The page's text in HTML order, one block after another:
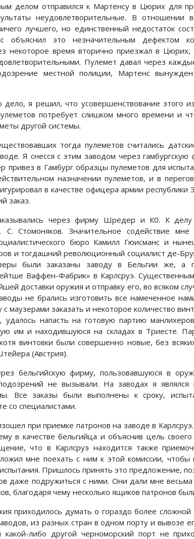
делом отправился к Мартенсу в Цюрих для
неудовлетворительные. В отношении
лучшего, но единственный недостаток
объяснил это незначительным дефектом
некоторое время вторично приезжал в Цюрих,
Пулемет давал через
местной полиции, Мартенс
я решил, что усовершенствование этого
потребует слишком много времени и
другой системы.
тогда пулеметов считались
Я снесся с этим заводом через
привез в Гамбург образцы пулеметов для
назначении пулеметов, и в
в качестве офицера армии республики
заказ.
через фирму Шредер и К0. К
Стомоняков. Значительное содействие мне
бюро Камилл Гюисманс и
и тогдашний революционный социалист де-
были заказаны заводу в Бельгии же,
Ваффен-Фабрик» в Карлсруэ.
доставки оружия и отправку его, во всяком
не брались изготовить все намеченное
маузерами заказать и некоторое количество
напасть на готовую партию
им и находившуюся на складах в Триесте.
винтовки были совершенно новые, без
(Австрия).
бельгийскую фирму, пользовавшуюся в
не вызывали. На заводах я являлся
Все заказы были выполнены к сроку,
со специалистами.
при приемке патронов на заводе в
в качестве бельгийца и объяснив цель
что в Карлсруэ находится также
мне поехать с ним к этой комиссии, чтобы
Пришлось принять это предложение,
даже подружиться с ними. Они дали мне
благодаря чему несколько ящиков патронов
приходилось думать о гораздо более
из разных стран в одном порту и вывозе
либо другой черноморский порт не